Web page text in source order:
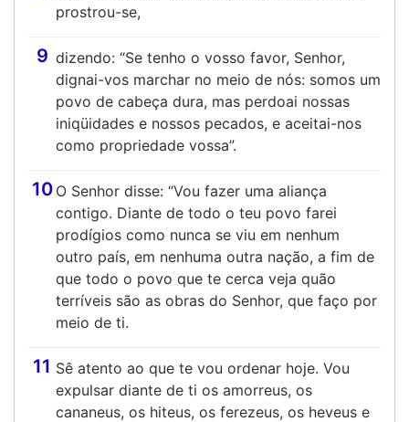
prostrou-se,
9 dizendo: “Se tenho o vosso favor, Senhor,
dignai-vos marchar no meio de nós: somos um
povo de cabeça dura, mas perdoai nossas
iniqüidades e nossos pecados, e aceitai-nos
como propriedade vossa”.
10 O Senhor disse: “Vou fazer uma aliança
contigo. Diante de todo o teu povo farei
prodígios como nunca se viu em nenhum
outro país, em nenhuma outra nação, a fim de
que todo o povo que te cerca veja quão
terríveis são as obras do Senhor, que faço por
meio de ti.
11 Sê atento ao que te vou ordenar hoje. Vou
expulsar diante de ti os amorreus, os
cananeus, os hiteus, os ferezeus, os heveus e